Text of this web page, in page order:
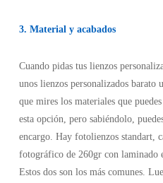
3. Material y acabados
Cuando pidas tus lienzos
unos lienzos personalizados barato
que mires los materiales que
esta opción, pero sabiéndolo,
encargo. Hay fotolienzos standart,
fotográfico de 260gr con laminado
Estos dos son los más comunes.